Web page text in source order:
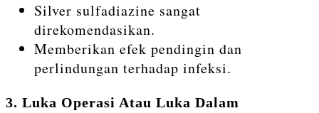
Silver sulfadiazine sangat
direkomendasikan.
Memberikan efek pendingin dan
perlindungan terhadap infeksi.
3. Luka Operasi Atau Luka Dalam